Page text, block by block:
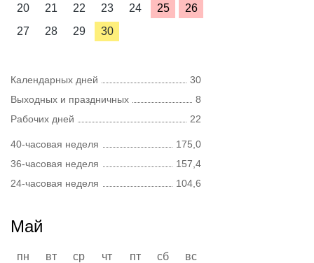
20
21 22 23 24 25
26
27
28 29 30
Календарных дней
30
Выходных и праздничных
8
Рабочих дней
22
40-часовая неделя
175,0
36-часовая неделя
157,4
24-часовая неделя
104,6
Май
пн вт ср чт пт сб
вс